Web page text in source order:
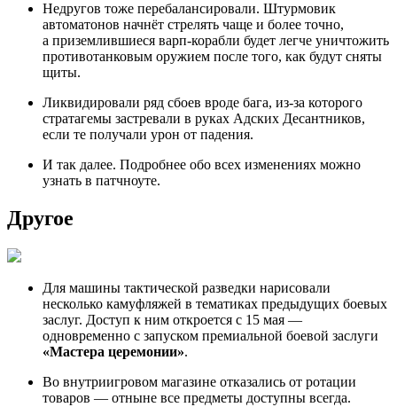
Недругов тоже перебалансировали. Штурмовик
автоматонов начнёт стрелять чаще и более точно,
а приземлившиеся варп-корабли будет легче уничтожить
противотанковым оружием после того, как будут сняты
щиты.
Ликвидировали ряд сбоев вроде бага, из-за которого
стратагемы застревали в руках Адских Десантников,
если те получали урон от падения.
И так далее. Подробнее обо всех изменениях можно
узнать в патчноуте.
Другое
Для машины тактической разведки нарисовали
несколько камуфляжей в тематиках предыдущих боевых
заслуг. Доступ к ним откроется с 15 мая —
одновременно с запуском премиальной боевой заслуги
«Мастера церемонии».
Во внутриигровом магазине отказались от ротации
товаров — отныне все предметы доступны всегда.